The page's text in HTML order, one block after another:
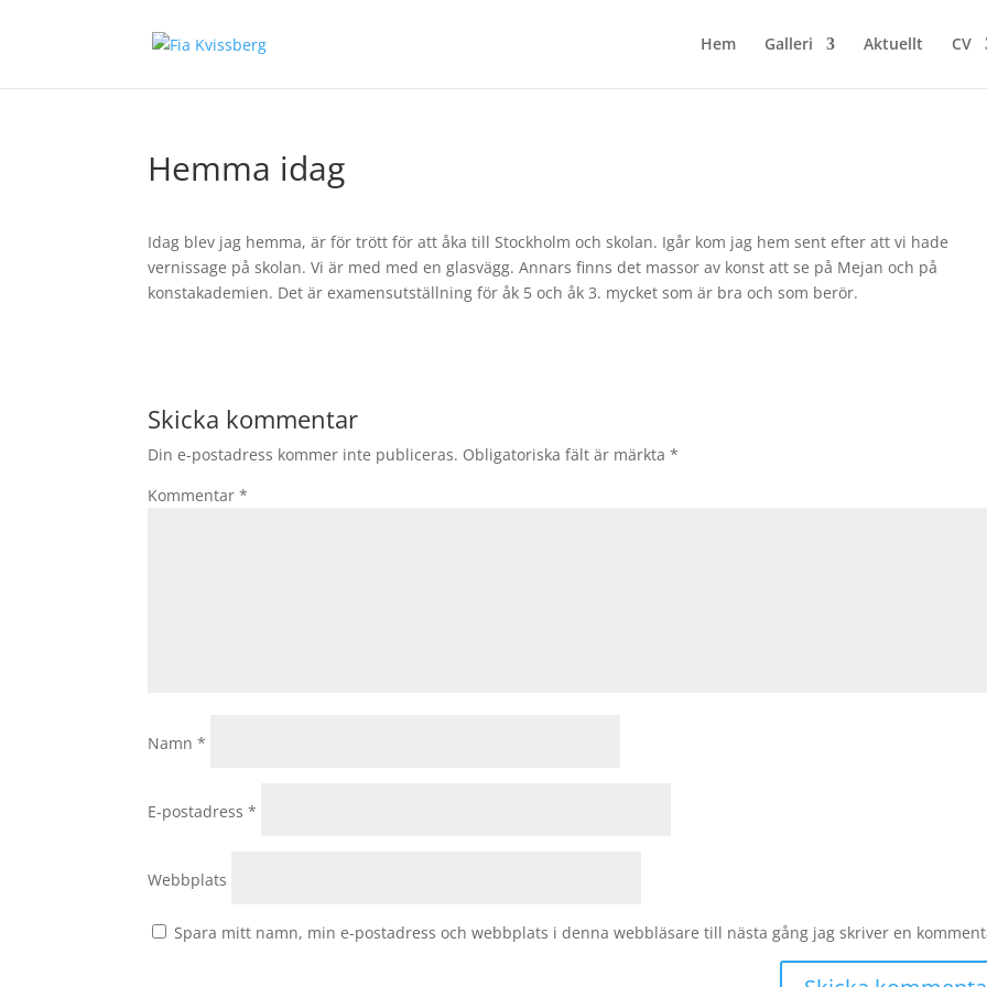
Hem Galleri Aktuellt CV
Hemma idag
Idag blev jag hemma, är för trött för att åka till Stockholm och skolan. Igår kom jag hem sent efter att vi hade
vernissage på skolan. Vi är med med en glasvägg. Annars finns det massor av konst att se på Mejan och på
konstakademien. Det är examensutställning för åk 5 och åk 3. mycket som är bra och som berör.
Skicka kommentar
Din e-postadress kommer inte publiceras. Obligatoriska fält är märkta*
Kommentar*
Namn*
E-postadress*
Webbplats
Spara mitt namn, min e-postadress och webbplats i denna webbläsare till nästa gång jag skriver en